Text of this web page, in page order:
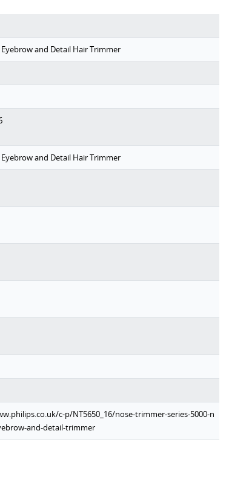
Eyebrow and Detail Hair Trimmer
Eyebrow and Detail Hair Trimmer
c-p/NT5650_16/nose-trimmer-series-5000-n
and-detail-trimmer